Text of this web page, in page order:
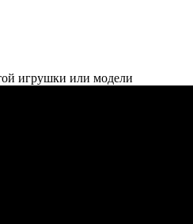
игрушки или модели